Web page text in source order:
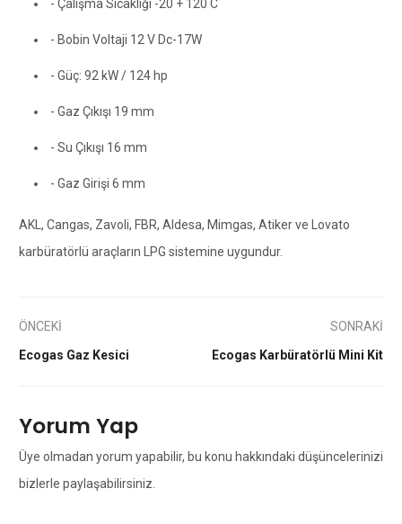
- Çalışma Sıcaklığı -20 + 120 C
- Bobin Voltaji 12 V Dc-17W
- Güç: 92 kW / 124 hp
- Gaz Çıkışı 19 mm
- Su Çıkışı 16 mm
- Gaz Girişi 6 mm
AKL, Cangas, Zavoli, FBR, Aldesa, Mimgas, Atiker ve Lovato
karbüratörlü araçların LPG sistemine uygundur.
ÖNCEKİ
Ecogas Gaz Kesici
SONRAKİ
Ecogas Karbüratörlü Mini Kit
Yorum Yap
Üye olmadan yorum yapabilir, bu konu hakkındaki düşüncelerinizi
bizlerle paylaşabilirsiniz.